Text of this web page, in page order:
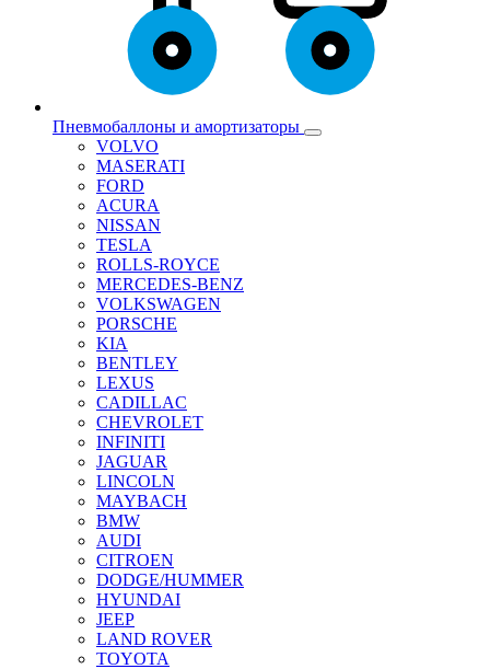
Пневмобаллоны и амортизаторы
VOLVO
MASERATI
FORD
ACURA
NISSAN
TESLA
ROLLS-ROYCE
MERCEDES-BENZ
VOLKSWAGEN
PORSCHE
KIA
BENTLEY
LEXUS
CADILLAC
CHEVROLET
INFINITI
JAGUAR
LINCOLN
MAYBACH
BMW
AUDI
CITROEN
DODGE/HUMMER
HYUNDAI
JEEP
LAND ROVER
TOYOTA